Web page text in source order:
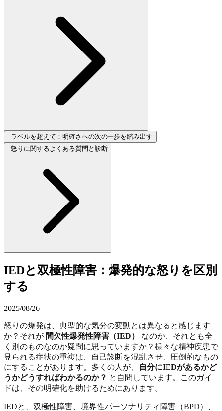
ラベルを超えて：明確さへの次の一歩を踏み出す
怒りに関するよくある質問と診断
IEDと双極性障害：爆発的な怒りを区別
する
2025/08/26
怒りの爆発は、典型的な気分の変動とは異なると感じます
か？それが 間欠性爆発性障害（IED）
なのか、それとも全
く別のものなのか疑問に思っていますか？様々な精神疾患で
見られる症状の重複は、自己診断を混乱させ、圧倒的なもの
にすることがあります。多くの人が、
自分にIEDがあるかど
うかどうすればわかるのか？ と自問しています。このガイ
ドは、その明確化を助けるためにあります。
IEDと、双極性障害、境界性パーソナリティ障害（BPD）、